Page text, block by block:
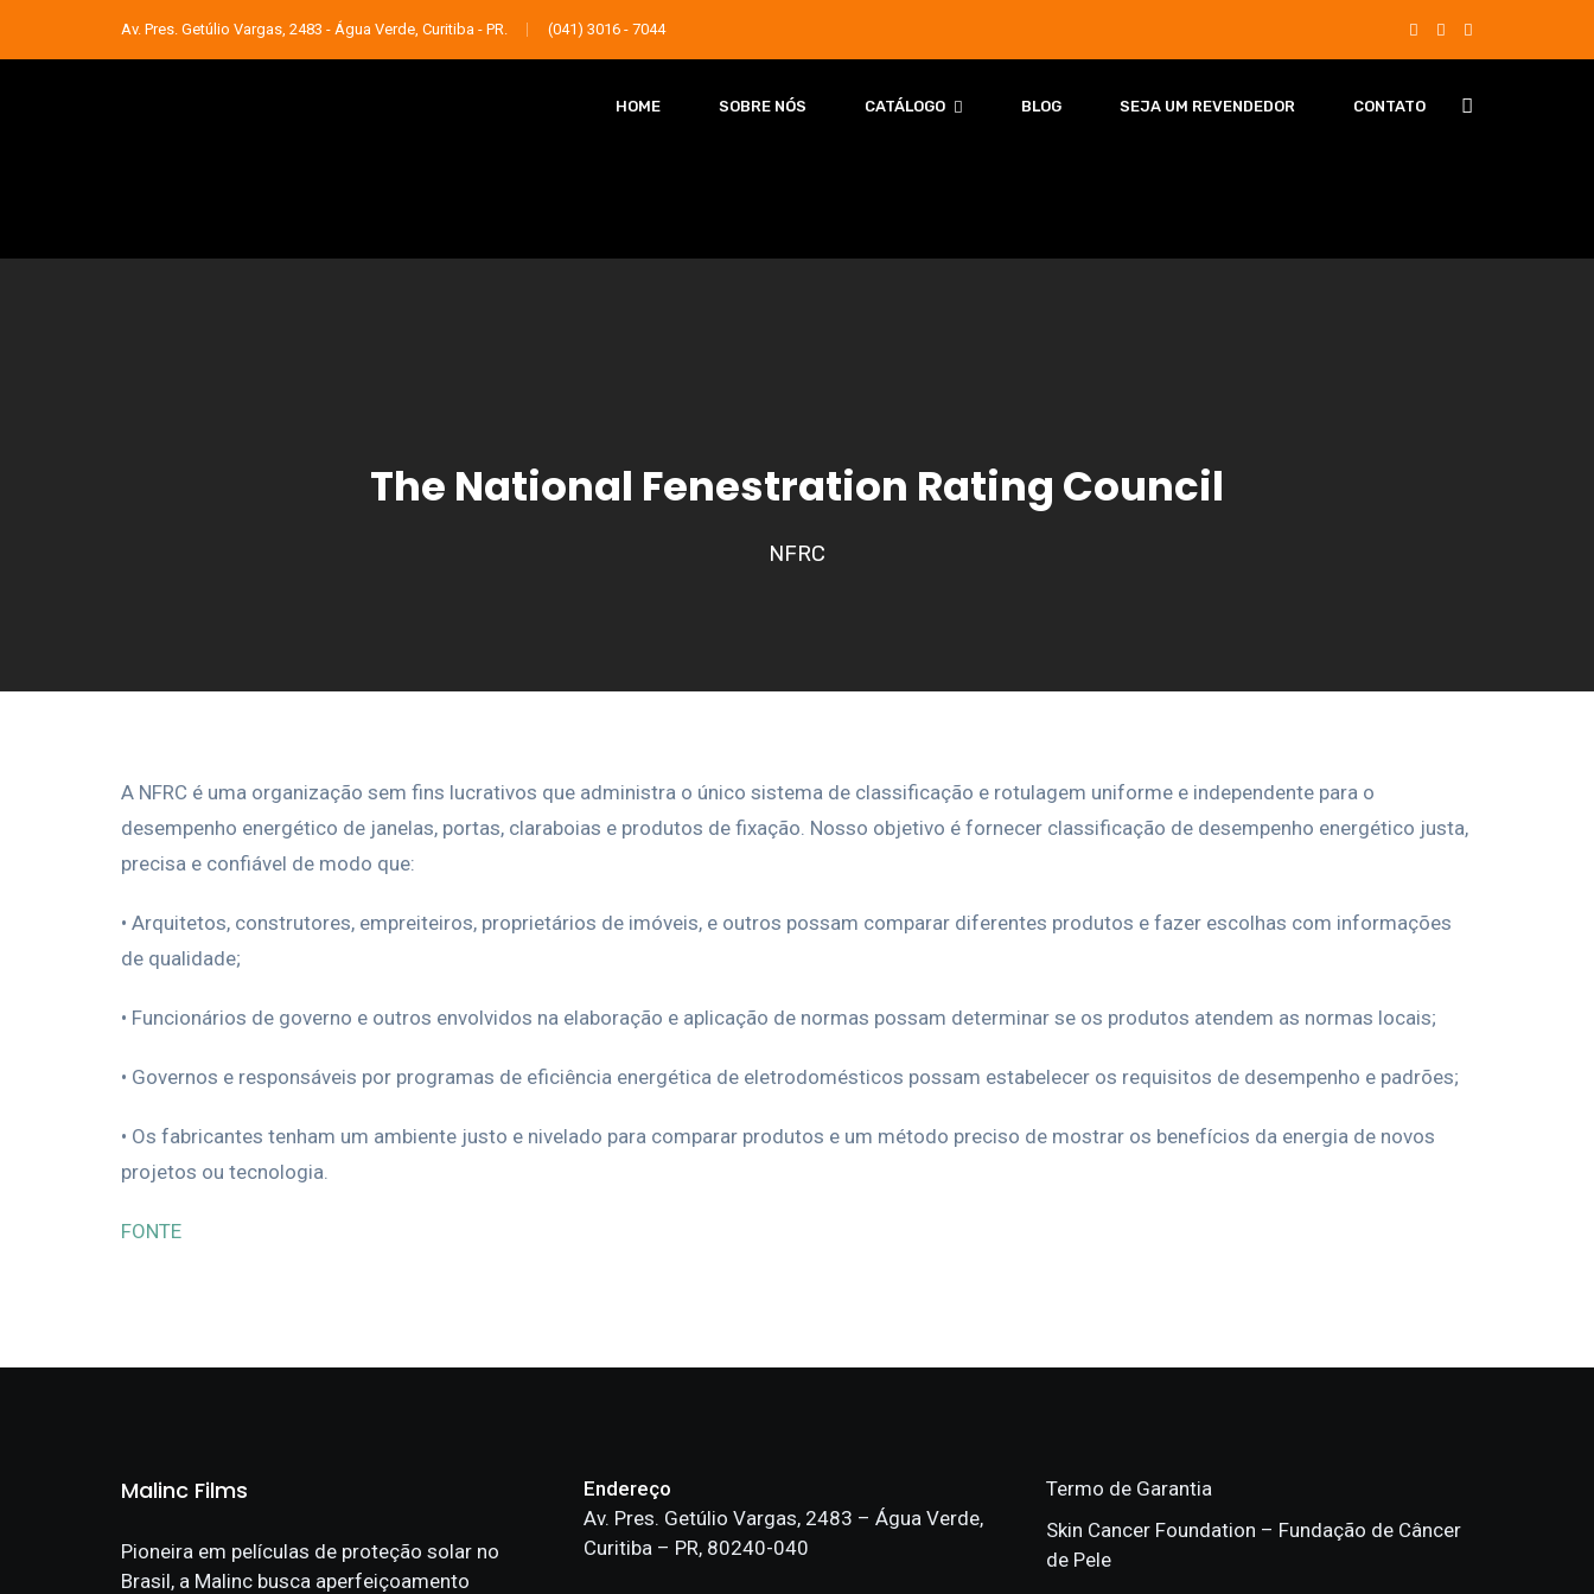
Av. Pres. Getúlio Vargas, 2483 - Água Verde, Curitiba - PR. (041) 3016 - 7044
HOME SOBRE NÓS CATÁLOGO BLOG SEJA UM REVENDEDOR CONTATO
The National Fenestration Rating Council
NFRC
A NFRC é uma organização sem fins lucrativos que administra o único sistema de classificação e rotulagem uniforme e independente para o
desempenho energético de janelas, portas, claraboias e produtos de fixação. Nosso objetivo é fornecer classificação de desempenho energético justa,
precisa e confiável de modo que:
• Arquitetos, construtores, empreiteiros, proprietários de imóveis, e outros possam comparar diferentes produtos e fazer escolhas com informações
de qualidade;
• Funcionários de governo e outros envolvidos na elaboração e aplicação de normas possam determinar se os produtos atendem as normas locais;
• Governos e responsáveis por programas de eficiência energética de eletrodomésticos possam estabelecer os requisitos de desempenho e padrões;
• Os fabricantes tenham um ambiente justo e nivelado para comparar produtos e um método preciso de mostrar os benefícios da energia de novos
projetos ou tecnologia.
FONTE
Malinc Films
Pioneira em películas de proteção solar no
Brasil, a Malinc busca aperfeiçoamento
Endereço
Av. Pres. Getúlio Vargas, 2483 – Água Verde,
Curitiba – PR, 80240-040
Termo de Garantia
Skin Cancer Foundation – Fundação de Câncer
de Pele